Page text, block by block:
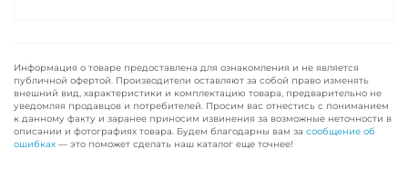
Информация о товаре предоставлена для ознакомления и не является
публичной офертой. Производители оставляют за собой право изменять
внешний вид, характеристики и комплектацию товара, предварительно не
уведомляя продавцов и потребителей. Просим вас отнестись с пониманием
к данному факту и заранее приносим извинения за возможные неточности в
описании и фотографиях товара. Будем благодарны вам за сообщение об
ошибках — это поможет сделать наш каталог еще точнее!